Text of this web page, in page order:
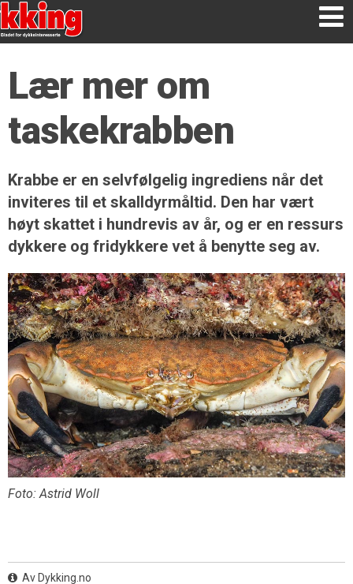
Lær mer om
taskekrabben
Krabbe er en selvfølgelig ingrediens når det
inviteres til et skalldyrmåltid. Den har vært
høyt skattet i hundrevis av år, og er en ressurs
dykkere og fridykkere vet å benytte seg av.
Foto: Astrid Woll
Av Dykking.no